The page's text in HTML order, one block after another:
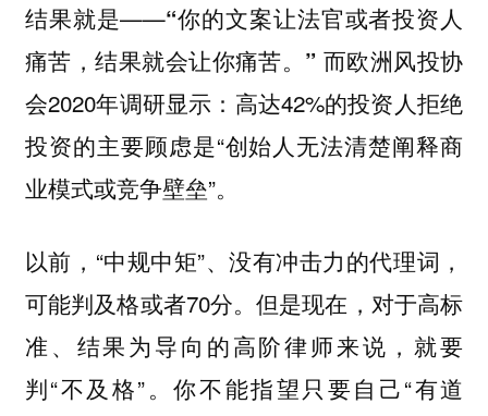
结果就是——“你的文案让法官或者投资人
痛苦，结果就会让你痛苦。” 而欧洲风投协
会2020年调研显示：高达42%的投资人拒绝
投资的主要顾虑是“创始人无法清楚阐释商
业模式或竞争壁垒”。
以前，“中规中矩”、没有冲击力的代理词，
可能判及格或者70分。但是现在，对于高标
准、结果为导向的高阶律师来说，就要
判“不及格”。你不能指望只要自己“有道